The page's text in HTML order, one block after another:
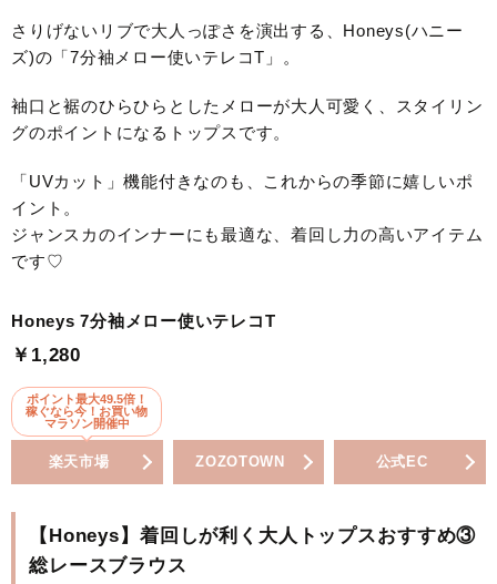
さりげないリブで大人っぽさを演出する、Honeys(ハニー
ズ)の「7分袖メロー使いテレコT」。
袖口と裾のひらひらとしたメローが大人可愛く、スタイリン
グのポイントになるトップスです。
「UVカット」機能付きなのも、これからの季節に嬉しいポ
イント。
ジャンスカのインナーにも最適な、着回し力の高いアイテム
です♡
Honeys 7分袖メロー使いテレコT
￥1,280
ポイント最大49.5倍！
稼ぐなら今！お買い物
マラソン開催中
楽天市場 ZOZOTOWN 公式EC
【Honeys】着回しが利く大人トップスおすすめ③
総レースブラウス